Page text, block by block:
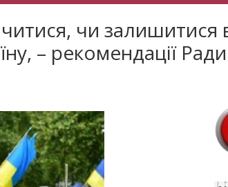
чи
– рекомендації